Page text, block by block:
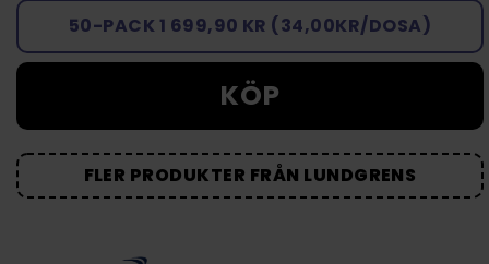
50-PACK 1 699,90 KR (34,00KR/DOSA)
KÖP
FLER PRODUKTER FRÅN LUNDGRENS